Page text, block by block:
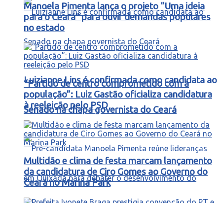
Luizianne Lins é confirmada como candidata ao
Senado na chapa governista do Ceará
Manoela Pimenta lança o projeto “Uma ideia
para o Ceará” para ouvir demandas populares
no estado
“Partido de centro comprometido com a
população”: Luiz Gastão oficializa candidatura
à reeleição pelo PSD
Multidão e clima de festa marcam lançamento
da candidatura de Ciro Gomes ao Governo do
Ceará no Marina Park